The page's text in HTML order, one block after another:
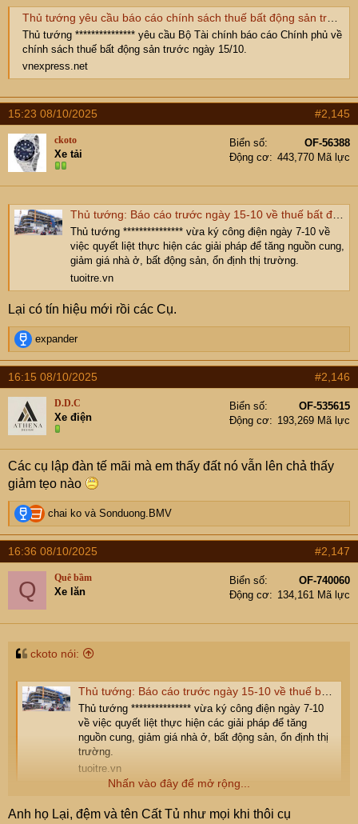
:
Thủ tướng yêu cầu báo cáo chính sách thuế bất động sản trước 15/10
Thủ tướng *************** yêu cầu Bộ Tài chính báo cáo Chính phủ về
chính sách thuế bất động sản trước ngày 15/10.
vnexpress.net
15:23 08/10/2025 #2,145
ckoto
Xe tải
Biển số
OF-56388
Động cơ
443,770 Mã lực
Thủ tướng: Báo cáo trước ngày 15-10 về thuế bất động sản, có giải pháp giảm giá nhà
Thủ tướng *************** vừa ký công điện ngày 7-10 về
việc quyết liệt thực hiện các giải pháp để tăng nguồn cung,
giảm giá nhà ở, bất động sản, ổn định thị trường.
tuoitre.vn
Lại có tín hiệu mới rồi các Cụ.
R
e
a
c
t
o
n
s
:
expander
16:15 08/10/2025 #2,146
D.D.C
Xe điện
Biển số
OF-535615
Động cơ
193,269 Mã lực
Các cụ lập đàn tế mãi mà em thấy đất nó vẫn lên chả thấy
giảm tẹo nào
R
e
a
c
s
chai ko và Sonduong.BMV
16:36 08/10/2025 #2,147
Q Quê bầm
Xe lăn
Biển số
OF-740060
Động cơ
134,161 Mã lực
ckoto nói:
Thủ tướng: Báo cáo trước ngày 15-10 về thuế bất động sản, có giải pháp giảm giá nhà
Thủ tướng *************** vừa ký công điện ngày 7-10
về việc quyết liệt thực hiện các giải pháp để tăng
nguồn cung, giảm giá nhà ở, bất động sản, ổn định thị
trường.
tuoitre.vn
Nhấn vào đây để mở rộng...
Anh họ Lại, đệm và tên Cất Tủ như mọi khi thôi cụ